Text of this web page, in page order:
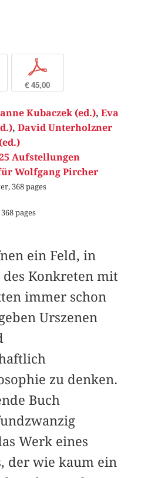
p
€ 45,00
Kubaczek (ed.), Eva
, David Unterholzner
(ed.)
Aufstellungen
Wolfgang Pircher
368 pages
pages
ein Feld, in
des Konkreten mit
immer schon
Urszenen
zu denken.
Buch
Werk eines
der wie kaum ein